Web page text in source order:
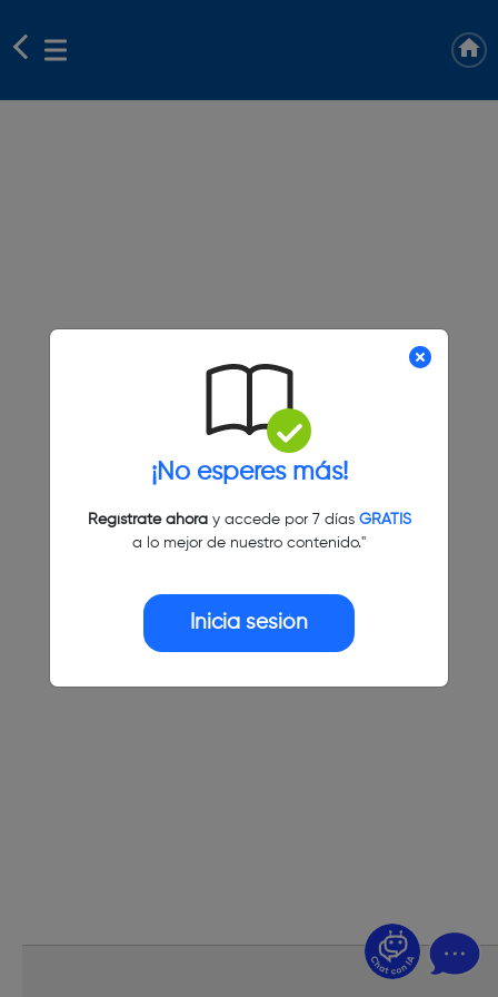
¡No esperes más!
Regístrate ahoray accede por 7 días GRATIS
a lo mejor de nuestro contenido."
Inicia sesión